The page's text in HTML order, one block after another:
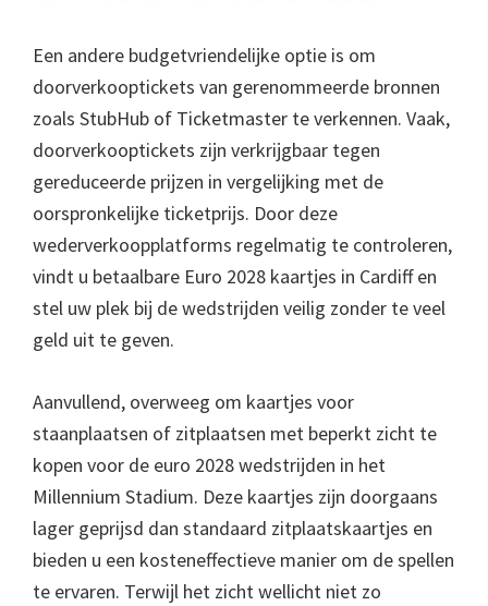
Een andere budgetvriendelijke optie is om
doorverkooptickets van gerenommeerde bronnen
zoals StubHub of Ticketmaster te verkennen. Vaak,
doorverkooptickets zijn verkrijgbaar tegen
gereduceerde prijzen in vergelijking met de
oorspronkelijke ticketprijs. Door deze
wederverkoopplatforms regelmatig te controleren,
vindt u betaalbare Euro 2028 kaartjes in Cardiff en
stel uw plek bij de wedstrijden veilig zonder te veel
geld uit te geven.
Aanvullend, overweeg om kaartjes voor
staanplaatsen of zitplaatsen met beperkt zicht te
kopen voor de euro 2028 wedstrijden in het
Millennium Stadium. Deze kaartjes zijn doorgaans
lager geprijsd dan standaard zitplaatskaartjes en
bieden u een kosteneffectieve manier om de spellen
te ervaren. Terwijl het zicht wellicht niet zo